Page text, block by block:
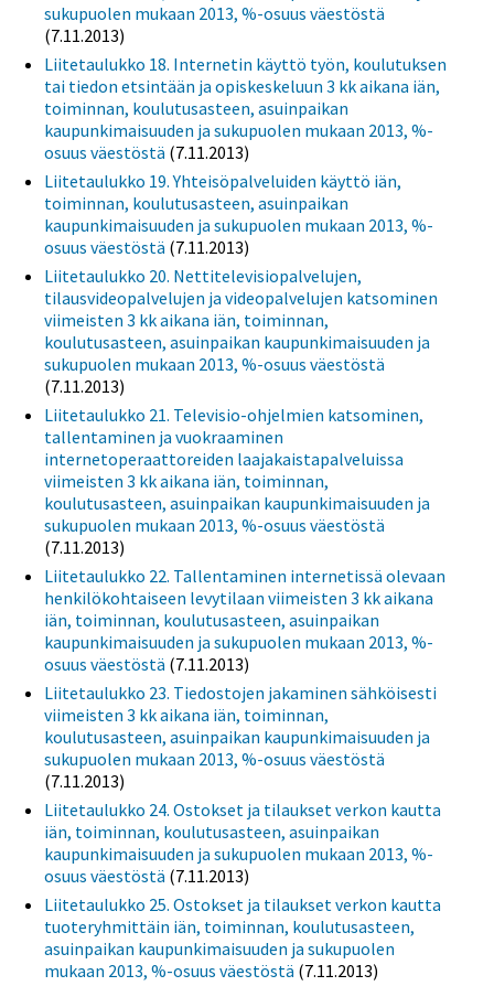
sukupuolen mukaan 2013, %-osuus väestöstä
(7.11.2013)
Liitetaulukko 18. Internetin käyttö työn, koulutuksen
tai tiedon etsintään ja opiskeskeluun 3 kk aikana iän,
toiminnan, koulutusasteen, asuinpaikan
kaupunkimaisuuden ja sukupuolen mukaan 2013, %-
osuus väestöstä (7.11.2013)
Liitetaulukko 19. Yhteisöpalveluiden käyttö iän,
toiminnan, koulutusasteen, asuinpaikan
kaupunkimaisuuden ja sukupuolen mukaan 2013, %-
osuus väestöstä (7.11.2013)
Liitetaulukko 20. Nettitelevisiopalvelujen,
tilausvideopalvelujen ja videopalvelujen katsominen
viimeisten 3 kk aikana iän, toiminnan,
koulutusasteen, asuinpaikan kaupunkimaisuuden ja
sukupuolen mukaan 2013, %-osuus väestöstä
(7.11.2013)
Liitetaulukko 21. Televisio-ohjelmien katsominen,
tallentaminen ja vuokraaminen
internetoperaattoreiden laajakaistapalveluissa
viimeisten 3 kk aikana iän, toiminnan,
koulutusasteen, asuinpaikan kaupunkimaisuuden ja
sukupuolen mukaan 2013, %-osuus väestöstä
(7.11.2013)
Liitetaulukko 22. Tallentaminen internetissä olevaan
henkilökohtaiseen levytilaan viimeisten 3 kk aikana
iän, toiminnan, koulutusasteen, asuinpaikan
kaupunkimaisuuden ja sukupuolen mukaan 2013, %-
osuus väestöstä (7.11.2013)
Liitetaulukko 23. Tiedostojen jakaminen sähköisesti
viimeisten 3 kk aikana iän, toiminnan,
koulutusasteen, asuinpaikan kaupunkimaisuuden ja
sukupuolen mukaan 2013, %-osuus väestöstä
(7.11.2013)
Liitetaulukko 24. Ostokset ja tilaukset verkon kautta
iän, toiminnan, koulutusasteen, asuinpaikan
kaupunkimaisuuden ja sukupuolen mukaan 2013, %-
osuus väestöstä (7.11.2013)
Liitetaulukko 25. Ostokset ja tilaukset verkon kautta
tuoteryhmittäin iän, toiminnan, koulutusasteen,
asuinpaikan kaupunkimaisuuden ja sukupuolen
mukaan 2013, %-osuus väestöstä (7.11.2013)